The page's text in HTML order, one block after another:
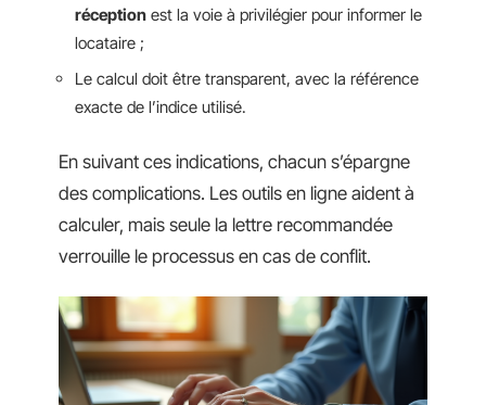
réception est la voie à privilégier pour informer le
locataire ;
Le calcul doit être transparent, avec la référence
exacte de l’indice utilisé.
En suivant ces indications, chacun s’épargne
des complications. Les outils en ligne aident à
calculer, mais seule la lettre recommandée
verrouille le processus en cas de conflit.